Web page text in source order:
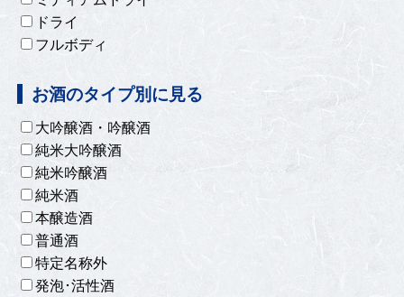
ドライ
フルボディ
お酒のタイプ別に見る
大吟醸酒・吟醸酒
純米大吟醸酒
純米吟醸酒
純米酒
本醸造酒
普通酒
特定名称外
発泡･活性酒